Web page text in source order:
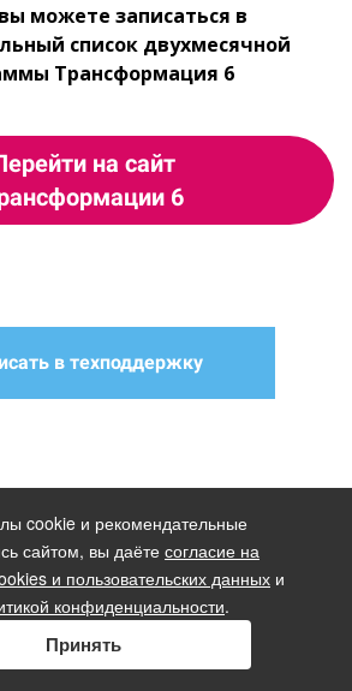
можете записаться в
список двухмесячной
Трансформация 6
на сайт
6
в техподдержку
cookie и рекомендательные
сайтом, вы даёте согласие на
и пользовательских данных и
конфиденциальности.
Принять